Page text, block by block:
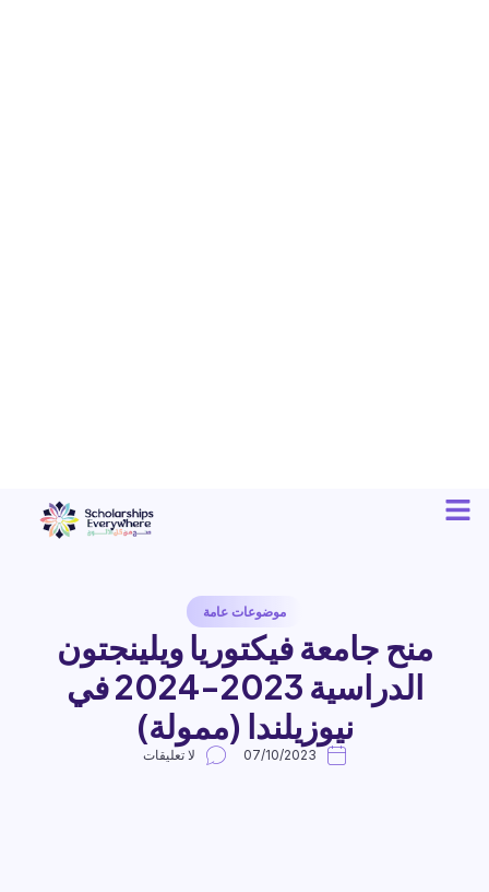
موضوعات عامة
منح جامعة فيكتوريا ويلينجتون
الدراسية 2023-2024 في
نيوزيلندا (ممولة)
07/10/2023 لا تعليقات